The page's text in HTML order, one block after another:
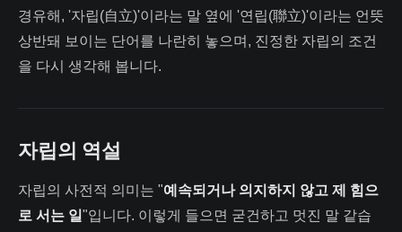
경유해, '자립(自立)'이라는 말 옆에 '연립(聯立)'이라는 언뜻
상반돼 보이는 단어를 나란히 놓으며, 진정한 자립의 조건
을 다시 생각해 봅니다.
자립의 역설
자립의 사전적 의미는 "예속되거나 의지하지 않고 제 힘으
로 서는 일"입니다. 이렇게 들으면 굳건하고 멋진 말 같습